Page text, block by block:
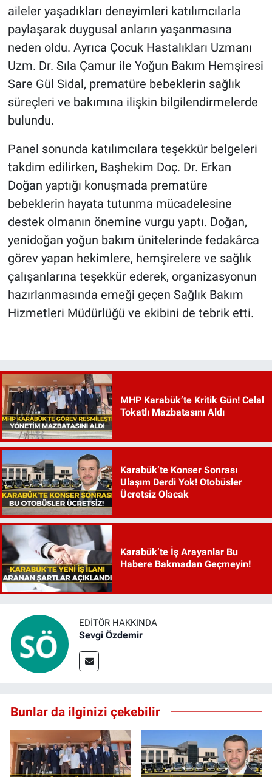
aileler yaşadıkları deneyimleri katılımcılarla
paylaşarak duygusal anların yaşanmasına
neden oldu. Ayrıca Çocuk Hastalıkları Uzmanı
Uzm. Dr. Sıla Çamur ile Yoğun Bakım Hemşiresi
Sare Gül Sidal, prematüre bebeklerin sağlık
süreçleri ve bakımına ilişkin bilgilendirmelerde
bulundu.
Panel sonunda katılımcılara teşekkür belgeleri
takdim edilirken, Başhekim Doç. Dr. Erkan
Doğan yaptığı konuşmada prematüre
bebeklerin hayata tutunma mücadelesine
destek olmanın önemine vurgu yaptı. Doğan,
yenidoğan yoğun bakım ünitelerinde fedakârca
görev yapan hekimlere, hemşirelere ve sağlık
çalışanlarına teşekkür ederek, organizasyonun
hazırlanmasında emeği geçen Sağlık Bakım
Hizmetleri Müdürlüğü ve ekibini de tebrik etti.
MHP Karabük’te Kritik Gün! Celal
Tokatlı Mazbatasını Aldı
Karabük’te Konser Sonrası
Ulaşım Derdi Yok! Otobüsler
Ücretsiz Olacak
Karabük’te İş Arayanlar Bu
Habere Bakmadan Geçmeyin!
EDITÖR HAKKINDA
Sevgi Özdemir
Bunlar da ilginizi çekebilir